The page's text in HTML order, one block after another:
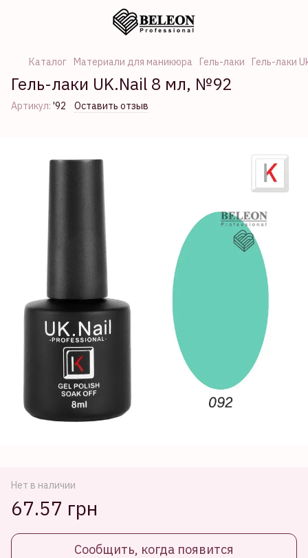
Каталог Материали для маникюра Гель-лаки Гель-лаки
Гель-лаки UK.Nail 8 мл, №92
Артикул: '92 Оставить отзыв
Нет в наличии
67.57 грн
Сообщить, когда появится